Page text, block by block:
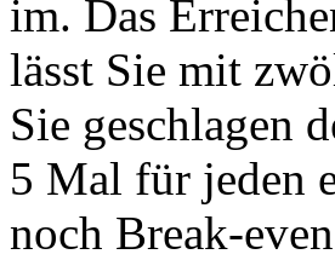
im. Das
lässt Sie mit
Sie geschlagen
5 Mal für jeden
noch Break-